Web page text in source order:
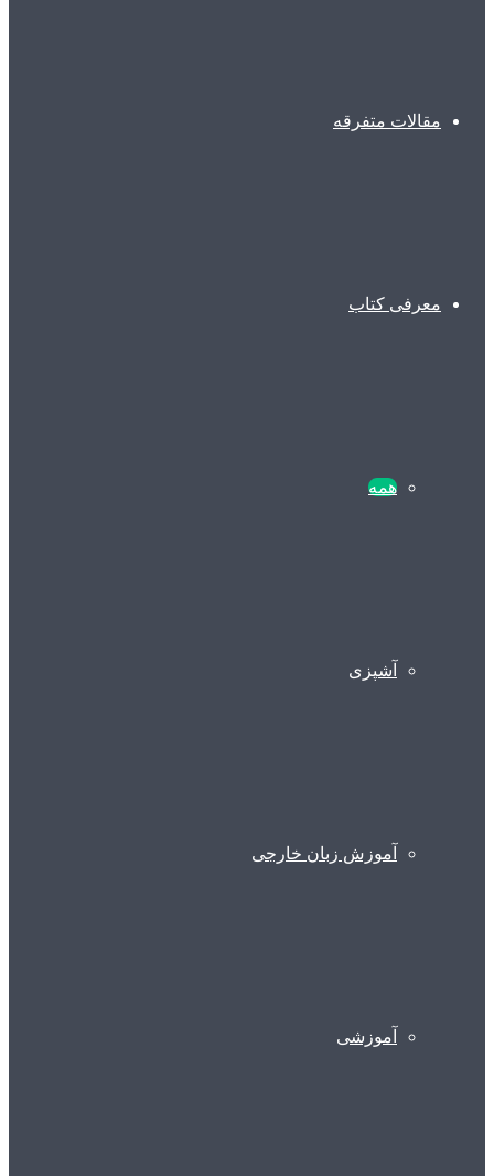
مقالات متفرقه
معرفی کتاب
همه
آشپزی
آموزش زبان خارجی
آموزشی